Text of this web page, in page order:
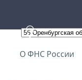
О ФНС России